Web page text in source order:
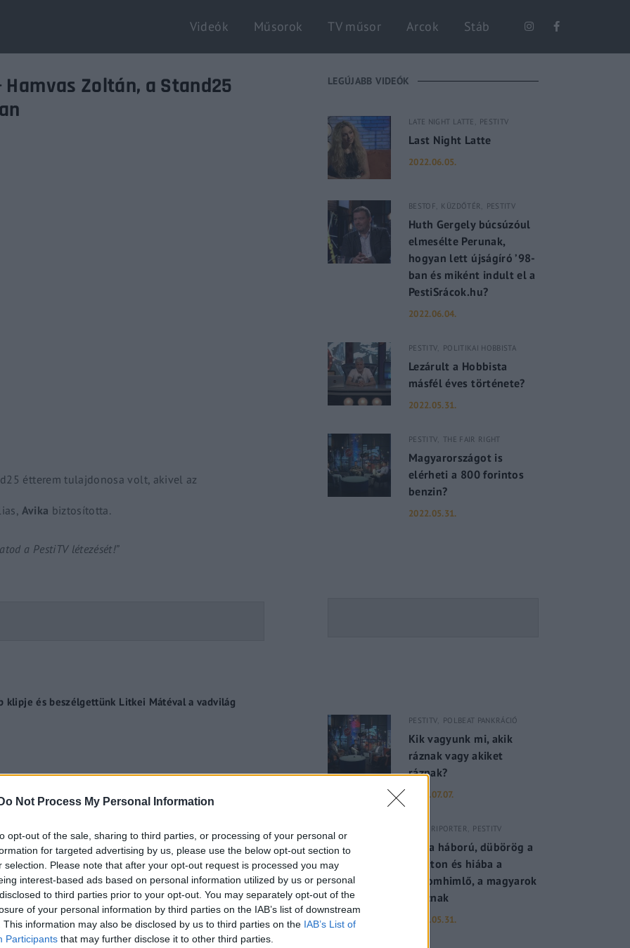
Do Not Process My Personal Information
opt-out of the sale, sharing to third parties, or processing of your personal or
for targeted advertising by us, please use the below opt-out section to
selection. Please note that after your opt-out request is processed you may
interest-based ads based on personal information utilized by us or personal
to third parties prior to your opt-out. You may separately opt-out of the
of your personal information by third parties on the IAB’s list of downstream
This information may also be disclosed by us to third parties on the IAB’s List of
Participants that may further disclose it to other third parties.
Videók Műsorok TV műsor Arcok Stáb
Zoltán, a Stand25
25 étterem tulajdonosa volt, akivel az
Avika biztosította.
a PestiTV létezését!”
klipje és beszélgettünk Litkei Mátéval a vadvilág
Vivien és elindul a Pénz7 – Varga Vivien és Balogh
LEGÚJABB VIDEÓK
LATE NIGHT LATTE PESTITV
Last Night Latte
2022.06.05.
BESTOF KÜZDŐTÉR PESTITV
Huth Gergely búcsúzóul
elmesélte Perunak,
hogyan lett újságíró ’98-
ban és miként indult el a
PestiSrácok.hu?
2022.06.04.
PESTITV POLITIKAI HOBBISTA
Lezárult a Hobbista
másfél éves története?
2022.05.31.
PESTITV THE FAIR RIGHT
Magyarországot is
elérheti a 800 forintos
benzin?
2022.05.31.
PESTITV POLBEAT PANKRÁCIÓ
Kik vagyunk mi, akik
ráznak vagy akiket
ráznak?
2022.07.07.
PESTI RIPORTER PESTITV
Dúl a háború, dübörög a
Balaton és hiába a
majomhimlő, a magyarok
utaznak
2022.05.31.
Login Register
Lost Your Password?